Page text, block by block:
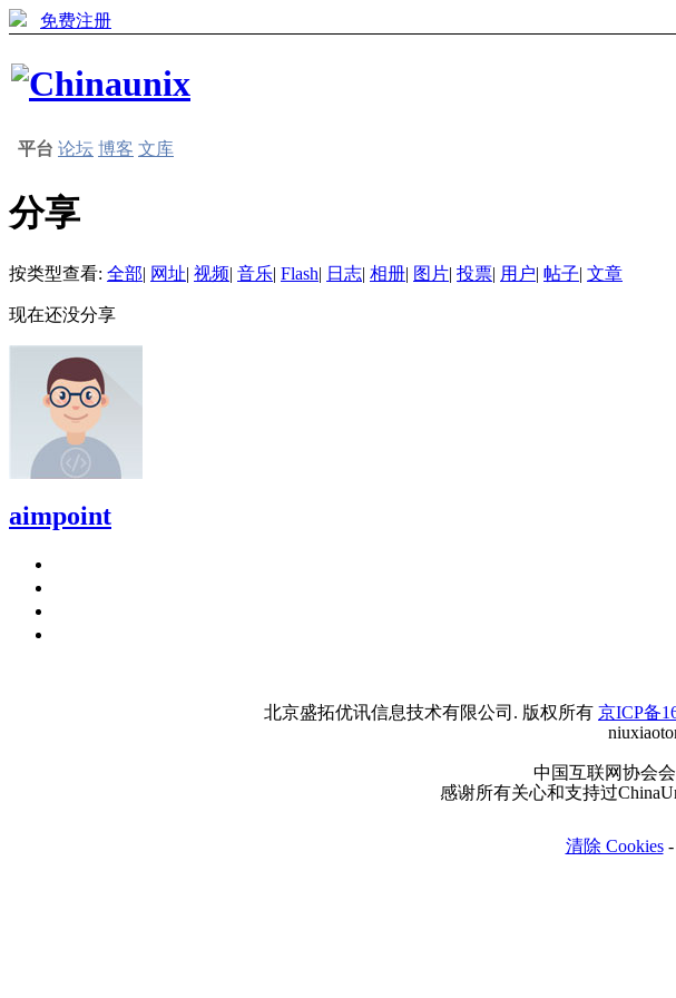
免费注册
平台 论坛 博客 文库
分享
按类型查看: 全部| 网址| 视频| 音乐| Flash| 日志| 相册| 图片| 投票| 用户| 帖子| 文章
现在还没分享
aimpoint
北京盛拓优讯信息技术有限公司. 版权所有 京ICP备
中国互联网协会
感谢所有关心和支持过
清除 Cookies-